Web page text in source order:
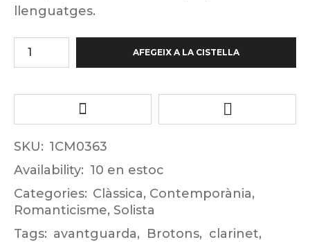
llenguatges.
AFEGEIX A LA CISTELLA
SKU: 1CM0363
Availability: 10 en estoc
Categories: Clàssica, Contemporània,
Romanticisme, Solista
Tags: avantguarda, Brotons, clarinet,